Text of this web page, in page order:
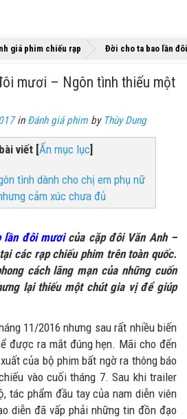
giá phim chiếu rạp Đời cho ta bao lần
mươi – Ngôn tình thiếu một
in Đánh giá phim by Thùy Dung
viết[Ẩn mục lục]
tình dành cho chị em phụ nữ
cảm xúc chưa đủ
lần đôi mươicủa cặp đôi Văn Anh –
các rạp chiếu phim trên toàn quốc.
cách lãng mạn của những cuốn
lại thiếu một chút gia vị để giúp
11/2016 nhưng sau rất nhiều biến
được ra mắt đúng hẹn. Mãi cho đến
của bộ phim bất ngờ ra thông báo
vào cuối tháng 7. Sau khi trailer
tác phẩm đầu tay của nam diễn viên
diễn đã vấp phải những tin đồn đạo